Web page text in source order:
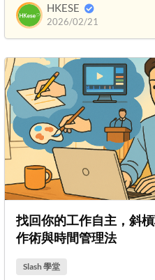
HKESE
2026/02/21
找回你的工作自主，斜
作術與時間管理法
Slash 學堂